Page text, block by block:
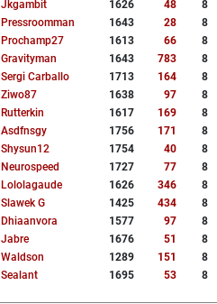
Jkgambit 1626 48
8
Pressroomman 1643 28
8
Prochamp27 1613 66
8
Gravityman 1643 783
8
Sergi Carballo 1713 164
8
Ziwo87 1638 97
8
Rutterkin 1617 169
8
Asdfnsgy 1756 171
8
Shysun12 1754 40
8
Neurospeed 1727 77
8
Lololagaude 1626 346
8
Slawek G 1425 434
8
Dhiaanvora 1577 97
8
Jabre 1676 51
8
Waldson 1289 151
8
Sealant 1695 53 8